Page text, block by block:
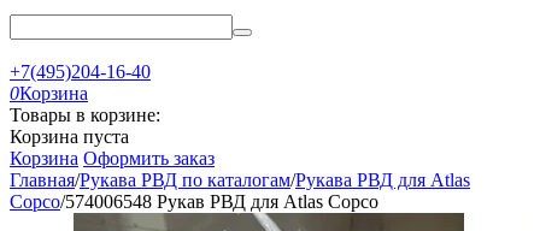
+7(495)204-16-40
0Корзина
Товары в корзине:
Корзина пуста
Корзина Оформить заказ
Главная/Рукава РВД по каталогам/Рукава РВД для Atlas
Copco/574006548 Рукав РВД для Atlas Copco